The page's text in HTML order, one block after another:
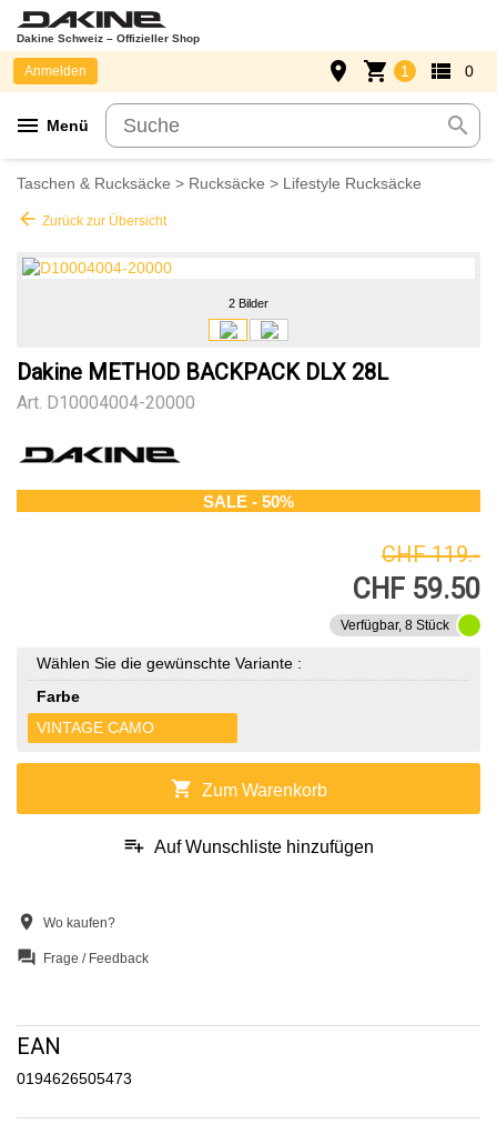
Dakine Schweiz – Offizieller Shop
menu Menü search
Anmelden place shopping_cart 1 view_list 0
Taschen & Rucksäcke > Rucksäcke > Lifestyle Rucksäcke
arrow_back Zurück zur Übersicht
2 Bilder
Dakine METHOD BACKPACK DLX 28L
Art. D10004004-20000
SALE - 50%
CHF 119.-
CHF 59.50
Verfügbar, 8 Stück
Wählen Sie die gewünschte Variante :
Farbe
VINTAGE CAMO
shopping_cart Zum Warenkorb
playlist_add Auf Wunschliste hinzufügen
location_on Wo kaufen?
question_answer Frage / Feedback
EAN
0194626505473